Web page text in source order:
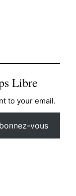
Libre
to your email.
vous